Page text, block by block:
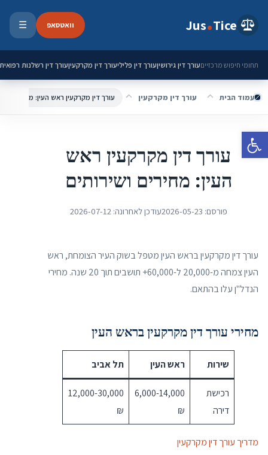
פתח סרגל נגישות
Jus Tice וואטסאפ ☰
תחומי חיפוש מרכזייםעורך דין גירושיןעורך דין פליליעורך דין מקרקעיןעורך דין רשלנות רפואית
עמוד הבית עורך דין מקרקעין עורך דין מקרקעין ראש העין: מחירים
עורך דין מקרקעין ראש
העין: מחירים ושירותים
פורסם: 2026-05-23עודכן לאחרונה:2026-07-12
עורך דין מקרקעין בראש העין מטפל בשוק העיר הצומחת, ראש
העין צמחה מ-20,000 ל-60,000+ תושבים תוך 20 שנה. מחירי
הנדל"ן עלו בהתאם.
מחירי עורך דין מקרקעין בראש העין
שירות ראש העין תל אביב
רכישת
דירה
6,000-14,000
₪
12,000-30,000
₪
מדריך עורך דין מקרקעין